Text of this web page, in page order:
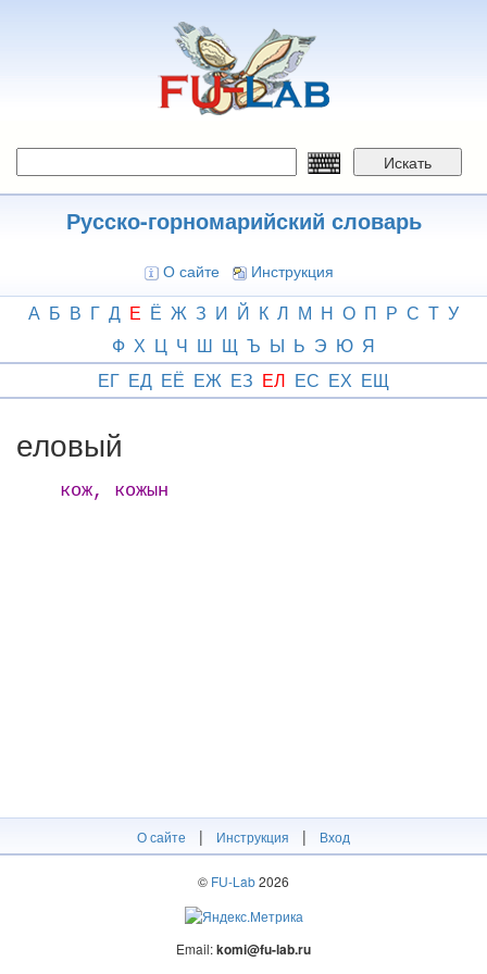
Искать
Русско-горномарийский словарь
О сайте Инструкция
А Б В Г Д Е Ё Ж З И Й К Л М Н О П Р С Т У
Ф Х Ц Ч Ш Щ Ъ Ы Ь Э Ю Я
ЕГ ЕД ЕЁ ЕЖ ЕЗ ЕЛ ЕС ЕХ ЕЩ
еловый
кож, кожын
О сайте | Инструкция | Вход
© FU-Lab2026
Email:komi@fu-lab.ru